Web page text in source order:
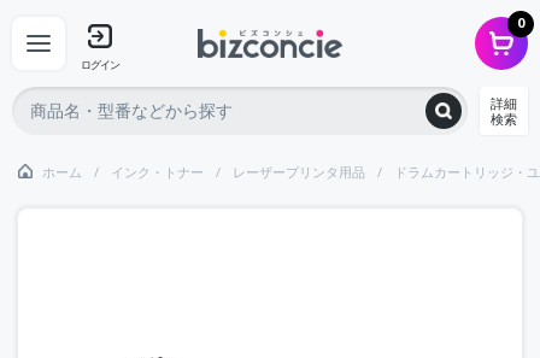
ログイン
0
詳細
検索
ホーム インク・トナー レーザープリンタ用品 ドラムカートリッジ・